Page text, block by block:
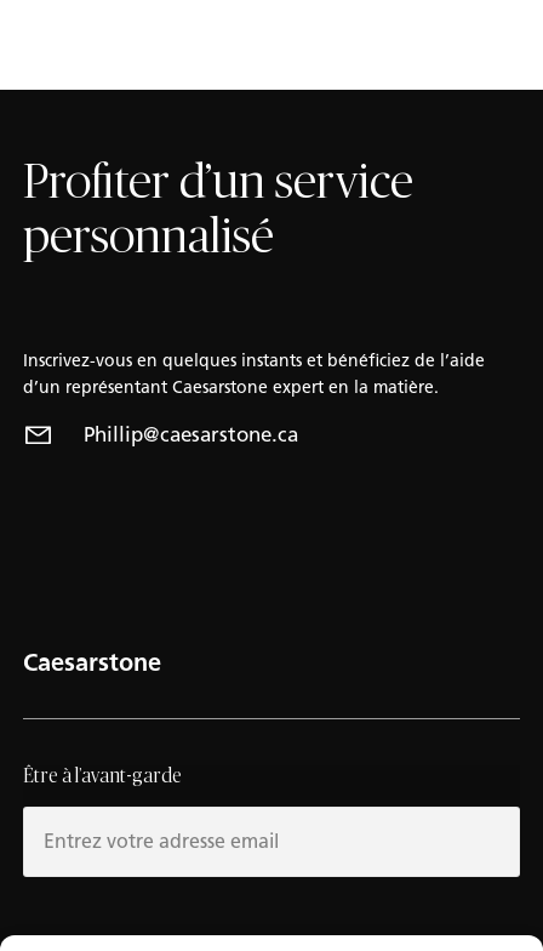
Profiter d’un service
personnalisé
Inscrivez-vous en quelques instants et bénéficiez de l’aide
d’un représentant Caesarstone expert en la matière.
Phillip@caesarstone.ca
Caesarstone
Être à l’avant-garde